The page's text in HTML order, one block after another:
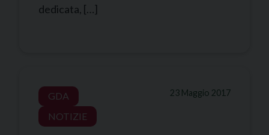
dedicata, […]
23 Maggio 2017
GDA
NOTIZIE